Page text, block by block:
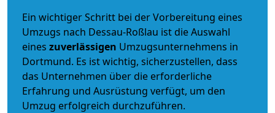
Ein wichtiger Schritt bei der Vorbereitung eines
Umzugs nach Dessau-Roßlau ist die Auswahl
eines zuverlässigen Umzugsunternehmens in
Dortmund. Es ist wichtig, sicherzustellen, dass
das Unternehmen über die erforderliche
Erfahrung und Ausrüstung verfügt, um den
Umzug erfolgreich durchzuführen.